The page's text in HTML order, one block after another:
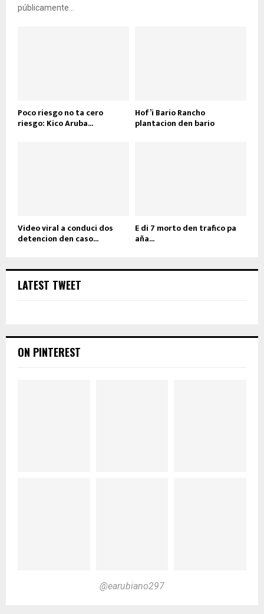
públicamente...
Poco riesgo no ta cero
riesgo: Kico Aruba...
Hof’i Bario Rancho
plantacion den bario
Video viral a conduci dos
detencion den caso...
E di 7 morto den trafico pa
aña...
LATEST TWEET
ON PINTEREST
@earubiano297